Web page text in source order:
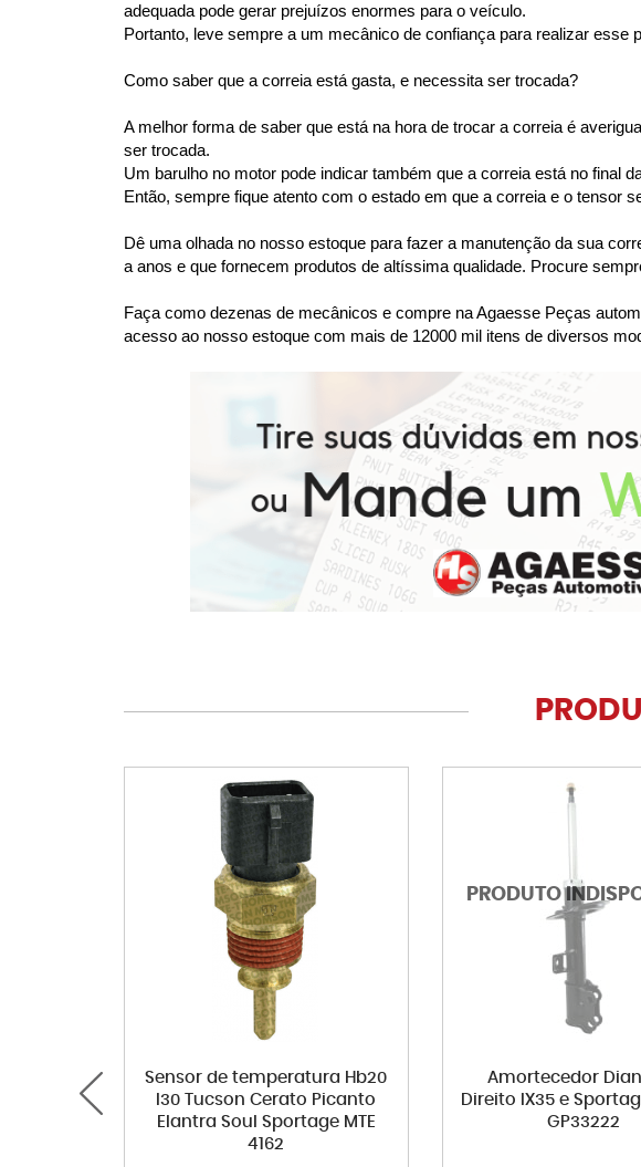
adequada pode gerar prejuízos enormes para o veículo.
Portanto, leve sempre a um mecânico de confiança para realizar esse
Como saber que a correia está gasta, e necessita ser trocada?
A melhor forma de saber que está na hora de trocar a correia é
ser trocada.
Um barulho no motor pode indicar também que a correia está no final
Então, sempre fique atento com o estado em que a correia e o tensor
Dê uma olhada no nosso estoque para fazer a manutenção da sua
a anos e que fornecem produtos de altíssima qualidade. Procure
Faça como dezenas de mecânicos e compre na Agaesse Peças
acesso ao nosso estoque com mais de 12000 mil itens de diversos
Sensor de temperatura Hb20
I30 Tucson Cerato Picanto
Elantra Soul Sportage MTE
4162
Amortecedor
Direito IX35 e
GP33222